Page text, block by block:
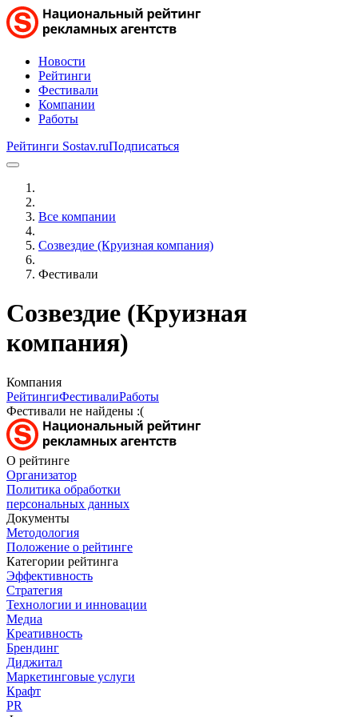
Новости
Рейтинги
Фестивали
Компании
Работы
Рейтинги Sostav.ruПодписаться
Все компании
Созвездие (Круизная компания)
Фестивали
Созвездие (Круизная
компания)
Компания
РейтингиФестивалиРаботы
Фестивали не найдены :(
О рейтинге
Организатор
Политика обработки
персональных данных
Документы
Методология
Положение о рейтинге
Категории рейтинга
Эффективность
Стратегия
Технологии и инновации
Медиа
Креативность
Брендинг
Диджитал
Маркетинговые услуги
Крафт
PR